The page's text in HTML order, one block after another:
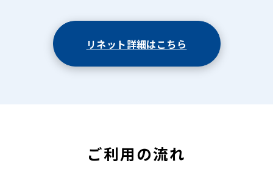
リネット詳細はこちら
ご利用の流れ